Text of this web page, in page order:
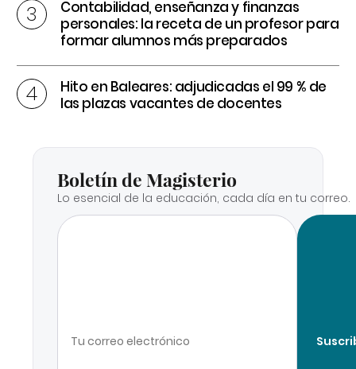
Contabilidad, enseñanza y finanzas
personales: la receta de un profesor para
formar alumnos más preparados
Hito en Baleares: adjudicadas el 99 % de
las plazas vacantes de docentes
Boletín de Magisterio
Lo esencial de la educación, cada día en tu correo.